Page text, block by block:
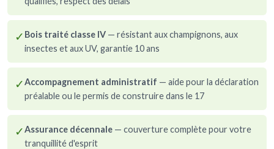
✓ Bois traité classe IV — résistant aux champignons, aux
insectes et aux UV, garantie 10 ans
✓Accompagnement administratif — aide pour la déclaration
préalable ou le permis de construire dans le 17
✓Assurance décennale — couverture complète pour votre
tranquillité d'esprit